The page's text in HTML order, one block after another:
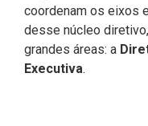
coordenam os eixos
desse núcleo
grandes áreas: a
Executiva.